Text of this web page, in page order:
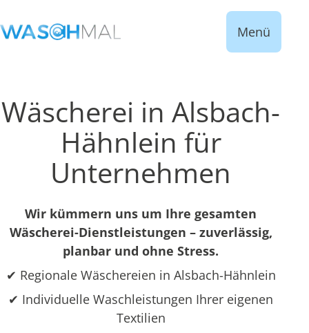
Menü
Wäscherei in Alsbach-
Hähnlein für
Unternehmen
Wir kümmern uns um Ihre gesamten
Wäscherei-Dienstleistungen – zuverlässig,
planbar und ohne Stress.
✔ Regionale Wäschereien in Alsbach-Hähnlein
✔ Individuelle Waschleistungen Ihrer eigenen
Textilien